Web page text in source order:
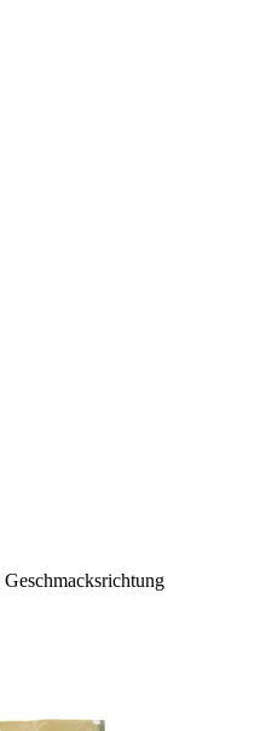
Geschmacksrichtung